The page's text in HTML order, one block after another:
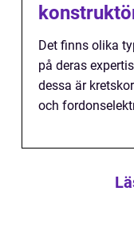
Det finns olika
på deras
dessa är
och